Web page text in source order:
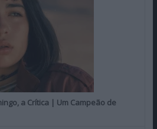
a Crítica | Um Campeão de